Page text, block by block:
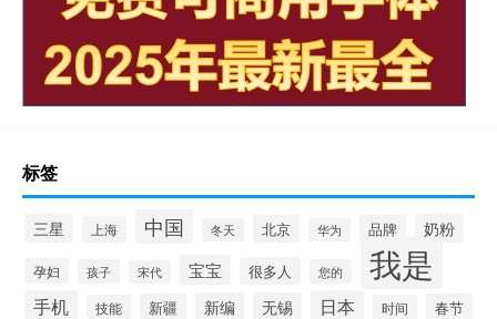
标签
三星 上海 中国 冬天 北京 华为 品牌 奶粉
孕妇 孩子 宋代 宝宝 很多人 您的 我是
手机 技能 新疆 新编 无锡 日本 时间 春节